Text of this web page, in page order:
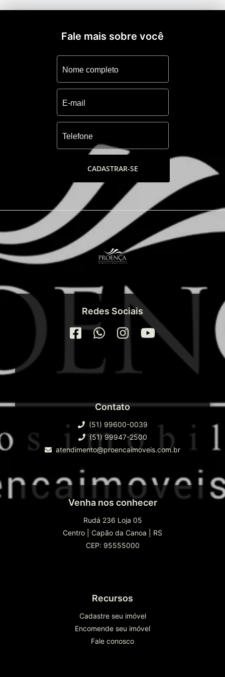
coberta, Espaço Gourme, dois amplos
espaços ligados por um hall social e
playground externo.
Fale mais sobre você
CADASTRAR-SE
Redes Sociais
Contato
(51) 99600-0039
(51) 99947-2500
atendimento@proencaimoveis.com.br
Venha nos conhecer
Rudá 236 Loja 05
Centro
Capão da Canoa
RS
CEP: 95555000
Recursos
Cadastre seu imóvel
Encomende seu imóvel
Fale conosco